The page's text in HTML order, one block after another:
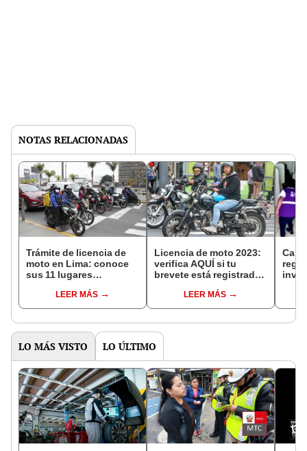
NOTAS RELACIONADAS
Trámite de licencia de
moto en Lima: conoce
sus 11 lugares
LEER MÁS
Licencia de moto 2023:
verifica AQUÍ si tu
brevete está registrado
LEER MÁS
LO MÁS VISTO LO ÚLTIMO